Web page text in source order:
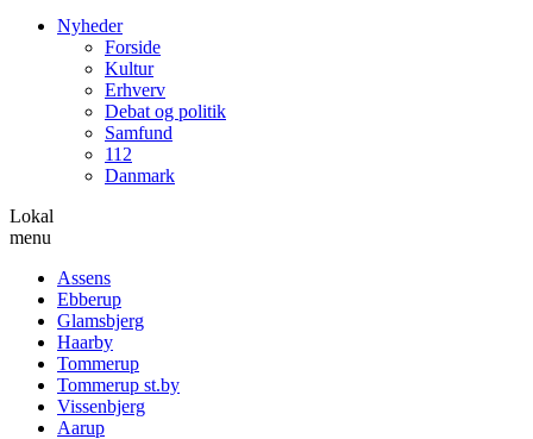
Nyheder
Forside
Kultur
Erhverv
Debat og politik
Samfund
112
Danmark
Lokal
menu
Assens
Ebberup
Glamsbjerg
Haarby
Tommerup
Tommerup st.by
Vissenbjerg
Aarup